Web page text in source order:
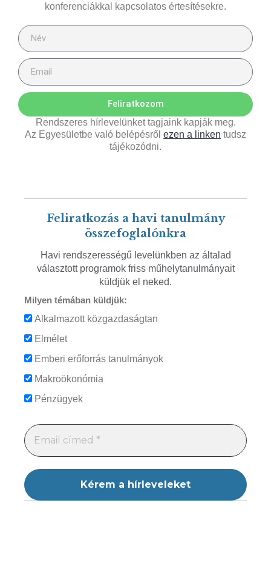
konferenciákkal kapcsolatos értesítésekre.
Feliratkozom
Rendszeres hírlevelünket tagjaink kapják meg.
Az Egyesületbe való belépésről ezen a linken tudsz
tájékozódni.
Feliratkozás a havi tanulmány
összefoglalónkra
Havi rendszerességű levelünkben az általad
választott programok friss műhelytanulmányait
küldjük el neked.
Milyen témában küldjük:
Alkalmazott közgazdaságtan
Elmélet
Emberi erőforrás tanulmányok
Makroökonómia
Pénzügyek